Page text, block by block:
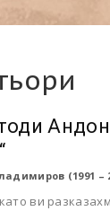
(1991 –
ви